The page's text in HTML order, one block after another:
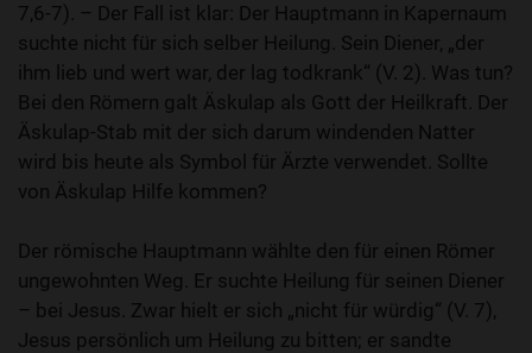
7,6-7). – Der Fall ist klar: Der Hauptmann in Kapernaum
suchte nicht für sich selber Heilung. Sein Diener, „der
ihm lieb und wert war, der lag todkrank“ (V. 2). Was tun?
Bei den Römern galt Äskulap als Gott der Heilkraft. Der
Äskulap-Stab mit der sich darum windenden Natter
wird bis heute als Symbol für Ärzte verwendet. Sollte
von Äskulap Hilfe kommen?
Der römische Hauptmann wählte den für einen Römer
ungewohnten Weg. Er suchte Heilung für seinen Diener
– bei Jesus. Zwar hielt er sich „nicht für würdig“ (V. 7),
Jesus persönlich um Heilung zu bitten; er sandte